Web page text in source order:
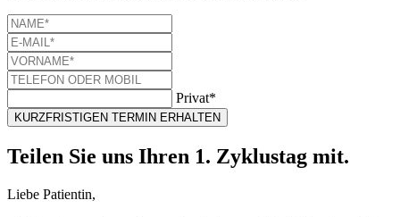
Privat*
KURZFRISTIGEN TERMIN ERHALTEN
Teilen Sie uns Ihren 1. Zyklustag mit.
Liebe Patientin,